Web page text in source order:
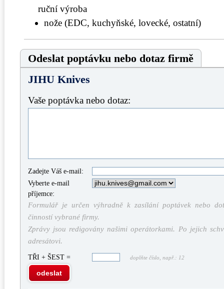
ruční výroba
nože (EDC, kuchyňské, lovecké, ostatní)
Odeslat poptávku nebo dotaz firmě
JIHU Knives
Vaše poptávka nebo dotaz:
Zadejte Váš e-mail:
Vyberte e-mail
příjemce:
Formulář je určen výhradně k zasílání poptávek nebo
činností vybrané firmy.
Zprávy jsou redigovány našimi operátorkami. Po jejich
adresátovi.
TŘI + ŠEST = doplňte číslo, např.: 12
odeslat